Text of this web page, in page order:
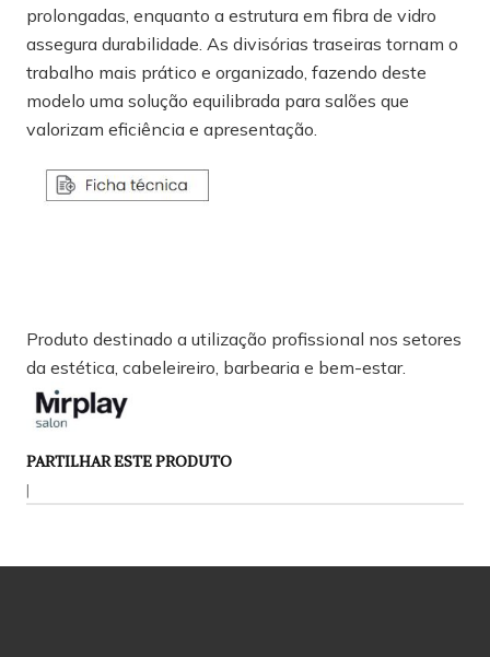
prolongadas, enquanto a estrutura em fibra de vidro
assegura durabilidade. As divisórias traseiras tornam o
trabalho mais prático e organizado, fazendo deste
modelo uma solução equilibrada para salões que
valorizam eficiência e apresentação.
Produto destinado a utilização profissional nos setores
da estética, cabeleireiro, barbearia e bem-estar.
PARTILHAR ESTE PRODUTO
|